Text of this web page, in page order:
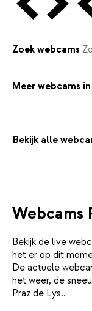
Zoek webcams
Meer webcams
Bekijk alle
Webcams
Bekijk de live
het er op dit
De actuele
het weer, de
Praz de Lys..